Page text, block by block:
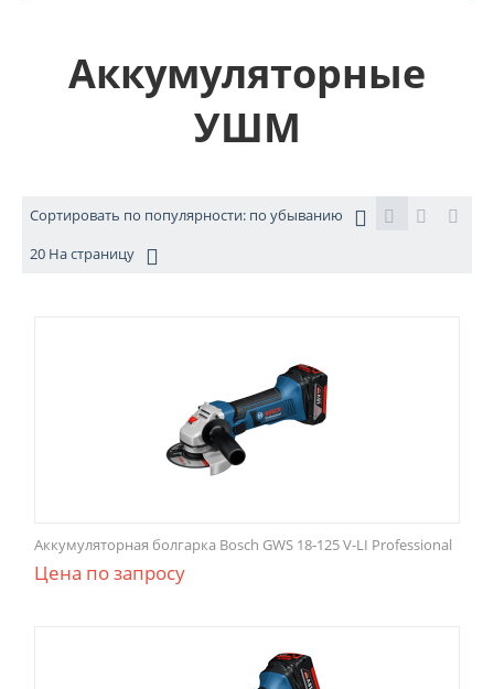
Аккумуляторные
УШМ
Сортировать по популярности: по убыванию
20 На страницу
Аккумуляторная болгарка Bosch GWS 18-125 V-LI Professional
Цена по запросу